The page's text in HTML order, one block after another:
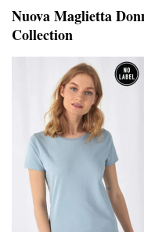
Nuova Maglietta
Collection